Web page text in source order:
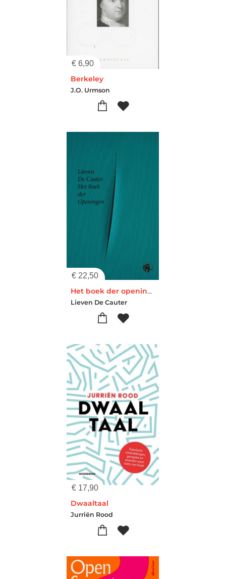
€ 6,90
Berkeley
J.O. Urmson
€ 22,50
Het boek der openingen
Lieven De Cauter
€ 17,90
Dwaaltaal
Jurriën Rood